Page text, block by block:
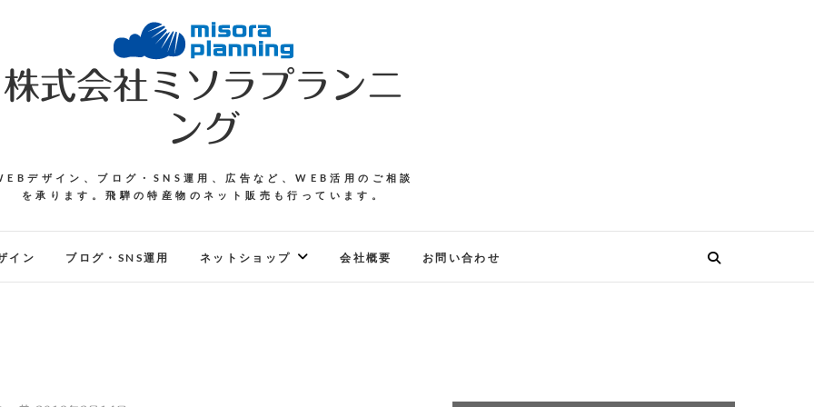
株式会社ミソラプランニ
ング
デザイン、ブログ・SNS運用、広告など、WEB活用のご相談
を承ります。飛騨の特産物のネット販売も行っています。
イン ブログ・SNS運用 ネットショップ 会社概要 お問い合わせ